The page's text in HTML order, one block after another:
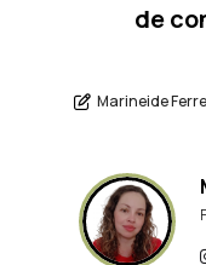
de
Marineide